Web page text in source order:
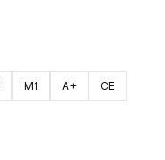
M1 A+ CE